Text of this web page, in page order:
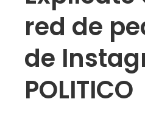
red de
de
POLITICO